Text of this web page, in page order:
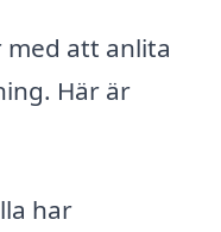
att anlita
Här är
har